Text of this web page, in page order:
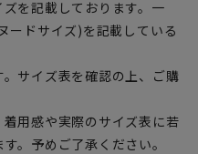
を記載しております。一
ードサイズ)を記載している
サイズ表を確認の上、ご購
用感や実際のサイズ表に若
。予めご了承ください。